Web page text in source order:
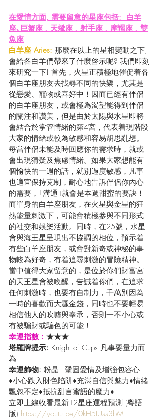
在愛情方面, 需要留意的星座包括:  白羊
座､巨蟹座﹑天蠍座﹑射手座﹑摩羯座﹑雙
魚座
白羊座 Aries: 那麼在以上的星相變動之下,
會給各白羊們帶來了什麼啓示呢? 我們即刻
來研究一下! 首先，火星正積極地催促着各
個白羊座朋友去找尋不同的快樂，尤其是
從戀愛、寵物或喜好中！因而已經有伴侶
的白羊座朋友，或會極為渴望能得到伴侶
的關注和讚美，但是由於太陽與水星即將
會結合於掌管情緒的第4宮，代表着現階段
大家的情緒或較為敏感和容易胡思亂想。
每當伴侶未能及時回應你的需求時，就或
會出現猜疑及焦慮情緒。如果大家想能有
個愉快的一週的話，就別過度敏感，凡事
也適宜保持克制，耐心地告訴伴侶你內心
的需要，｢溝通｣就會是本週甜蜜的要訣！
而單身的白羊座朋友，在火星與金星的狂
熱能量刺激下，可能會積極參與不同形式
的社交和娛樂活動。同時，在25號，水星
會與海王星呈現出不協調的相位，預示着
有些白羊座朋友，或會對新奇或神秘的事
物較為好奇，有着追尋刺激的冒險精神。
當中值得大家留意的，是位於你們財富宮
的天王星會被喚醒，告誡着你們，在追求
任何刺激時，也要有自制力，千萬別因為
一時的喜歡而大灑金錢，同時也不要輕易
相信他人的吹噓與奉承，否則一不小心或
有被騙財或騙色的可能！
幸運指數： ★★★
塔羅牌提示: Knight of Cups 凡事要量力而
為
幸運飾物: 粉晶 - 鞏固愛情及增強包容心
♦小心跌入財色陷阱♦充滿自信與魅力♦情緒
飄忽不定♦抵抗甜言蜜語的魔力♦
立即上線收看最新12星座運程預測 (粵語
版) https://youtu.be/0kH5IUss3bM